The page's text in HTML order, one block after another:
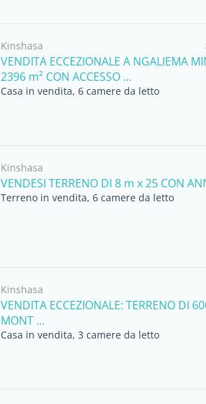
Kinshasa
VENDITA ECCEZIONALE A NGALIEMA
2396 m² CON ACCESSO ...
Casa in vendita, 6 camere da letto
Kinshasa
VENDESI TERRENO DI 8 m x 25 CON
Terreno in vendita, 6 camere da letto
Kinshasa
VENDITA ECCEZIONALE: TERRENO DI
MONT ...
Casa in vendita, 3 camere da letto